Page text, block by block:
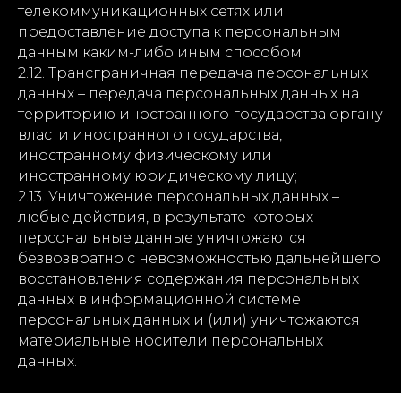
телекоммуникационных сетях или
предоставление доступа к персональным
данным каким-либо иным способом;
2.12. Трансграничная передача персональных
данных – передача персональных данных на
территорию иностранного государства органу
власти иностранного государства,
иностранному физическому или
иностранному юридическому лицу;
2.13. Уничтожение персональных данных –
любые действия, в результате которых
персональные данные уничтожаются
безвозвратно с невозможностью дальнейшего
восстановления содержания персональных
данных в информационной системе
персональных данных и (или) уничтожаются
материальные носители персональных
данных.